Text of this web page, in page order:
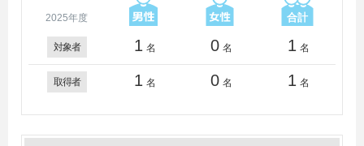
2025年度
対象者 1 名 0 名 1 名
取得者 1 名 0 名 1 名